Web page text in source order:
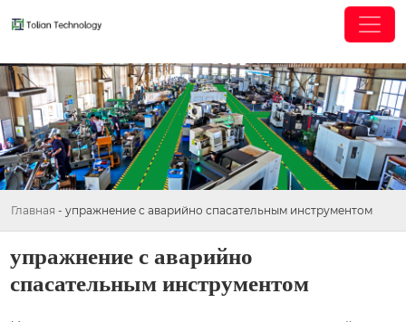
Главная - упражнение с аварийно спасательным инструментом
упражнение с аварийно
спасательным инструментом